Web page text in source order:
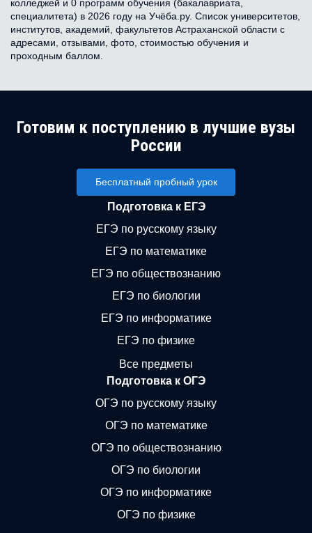
колледжей и 0 программ обучения (бакалавриата,
специалитета) в 2026 году на Учёба.ру. Список университетов,
институтов, академий, факультетов Астраханской области с
адресами, отзывами, фото, стоимостью обучения и
проходным баллом.
Готовим к поступлению в лучшие вузы
России
Бесплатный пробный урок
Подготовка к ЕГЭ
ЕГЭ по русскому языку
ЕГЭ по математике
ЕГЭ по обществознанию
ЕГЭ по биологии
ЕГЭ по информатике
ЕГЭ по физике
Все предметы
Подготовка к ОГЭ
ОГЭ по русскому языку
ОГЭ по математике
ОГЭ по обществознанию
ОГЭ по биологии
ОГЭ по информатике
ОГЭ по физике